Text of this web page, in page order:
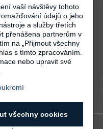
vaší návštěvy tohoto
údajů o jeho
a služby třetích
přenášena partnerům v
na „Přijmout všechny
s tímto zpracováním.
nebo upravit své
všechny cookies